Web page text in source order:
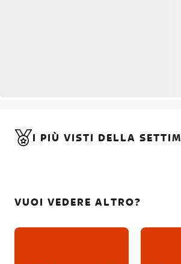
I PIÙ VISTI DELLA
VUOI VEDERE ALTRO?